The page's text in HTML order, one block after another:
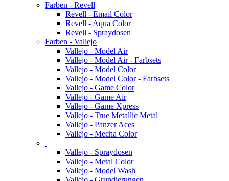
Farben - Revell
Revell - Email Color
Revell - Aqua Color
Revell - Spraydosen
Farben - Vallejo
Vallejo - Model Air
Vallejo - Model Air - Farbsets
Vallejo - Model Color
Vallejo - Model Color - Farbsets
Vallejo - Game Color
Vallejo - Game Air
Vallejo - Game Xpress
Vallejo - True Metallic Metal
Vallejo - Panzer Aces
Vallejo - Mecha Color
Vallejo - Spraydosen
Vallejo - Metal Color
Vallejo - Model Wash